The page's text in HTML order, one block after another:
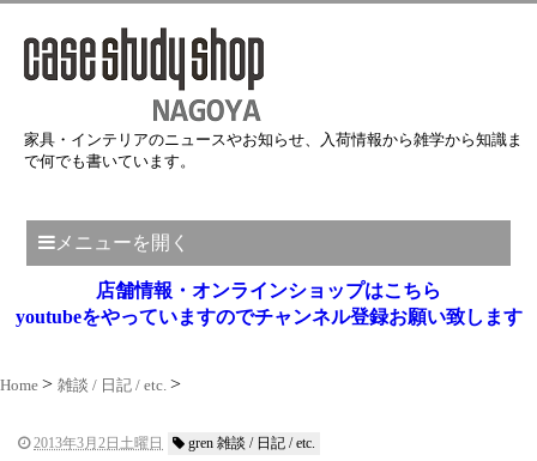
家具・インテリアのニュースやお知らせ、入荷情報から雑学から知識ま
で何でも書いています。
メニューを開く
店舗情報・オンラインショップはこちら
youtubeをやっていますのでチャンネル登録お願い致します
Home 雑談 / 日記 / etc.
2013年3月2日土曜日 gren 雑談 / 日記 / etc.